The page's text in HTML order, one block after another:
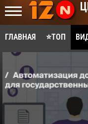
ГЛАВНАЯ ⭐ТОП